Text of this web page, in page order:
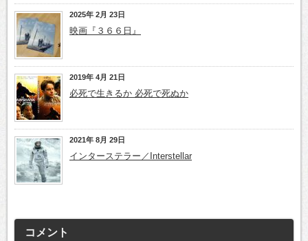
2025年 2月 23日
映画『３６６日』
2019年 4月 21日
必死で生きるか 必死で死ぬか
2021年 8月 29日
インターステラー／Interstellar
コメント